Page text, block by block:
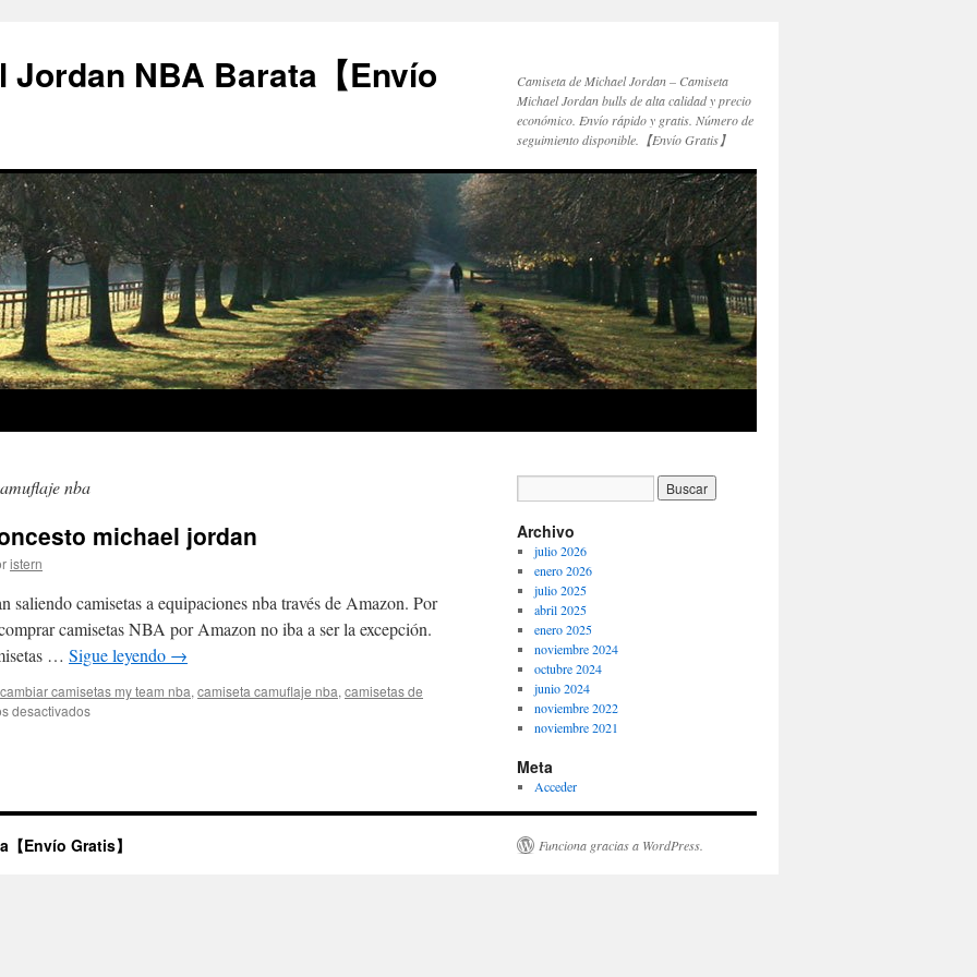
Jordan NBA Barata【Envío
Camiseta de Michael Jordan – Camiseta
Michael Jordan bulls de alta calidad y precio
económico. Envío rápido y gratis. Número de
seguimiento disponible.【Envío Gratis】
nba
michael jordan
istern
saliendo camisetas a equipaciones nba través de Amazon. Por
camisetas NBA por Amazon no iba a ser la excepción.
… Sigue leyendo →
cambiar camisetas my team nba, camiseta camuflaje nba, camisetas de
desactivadosen
jordan
Archivo
julio 2026
enero 2026
julio 2025
abril 2025
enero 2025
noviembre 2024
octubre 2024
junio 2024
noviembre 2022
noviembre 2021
Meta
Acceder
Envío Gratis】 Funciona gracias a WordPress.